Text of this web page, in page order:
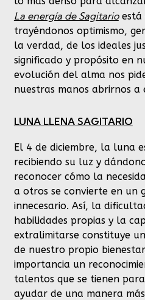
La energía de Sagitarioestá
trayéndonos optimismo,
la verdad, de los ideales
significado y propósito en
evolución del alma nos
nuestras manos abrirnos a
LUNA LLENA SAGITARIO
El 4 de diciembre, la luna
recibiendo su luz y
reconocer cómo la
a otros se convierte en un
innecesario. Así, la
habilidades propias y la
extralimitarse constituye
de nuestro propio
importancia un
talentos que se tienen
ayudar de una manera